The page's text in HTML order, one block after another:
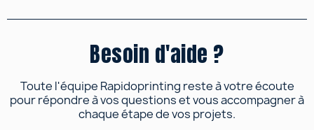
Besoin d'aide ?
Toute l'équipe Rapidoprinting reste à votre écoute
pour répondre à vos questions et vous accompagner à
chaque étape de vos projets.